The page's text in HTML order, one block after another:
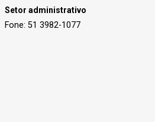
Setor administrativo
Fone: 51 3982-1077